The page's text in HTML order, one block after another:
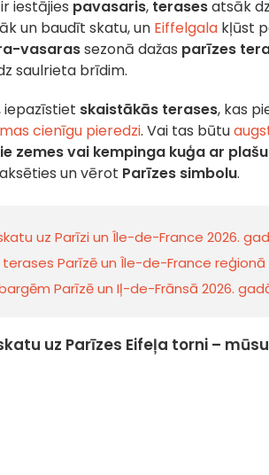
iestājies pavasaris, terasesatsāk
un baudīt skatu, un Eiffelgala kļūst
vasarassezonā dažas parīzes
saulrieta brīdim.
iepazīstiet skaistākās terases, kas
cienīgu pieredzi. Vai tas būtu
zemes vai kempinga kuģa ar
un vērot Parīzes simbolu.
uz Parīzi un Île-de-France 2026.
Parīzē un Île-de-France
Parīzē un Iļ-de-Frānsā 2026.
uz Parīzes Eifeļa torni –